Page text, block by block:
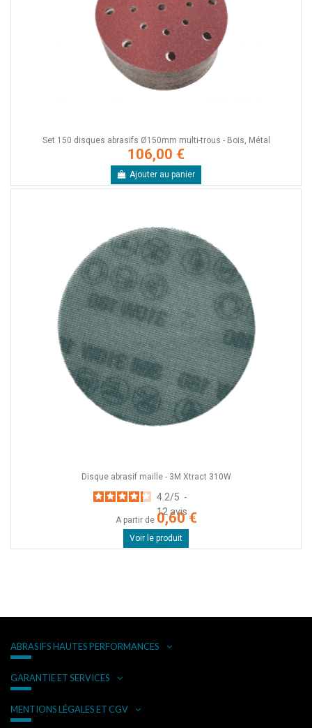
Set 150 disques abrasifs Ø150mm multi-trous - Bois, Métal
106,00 €
Ajouter au panier
Disque abrasif maille - 3M Xtract 310W
4.2/5 -
12avis
A partir de 0,60 €
Voir le produit
ABRASIFS HAUTES PERFORMANCES
GARANTIE ET SERVICES
MENTIONS LÉGALES ET CGV